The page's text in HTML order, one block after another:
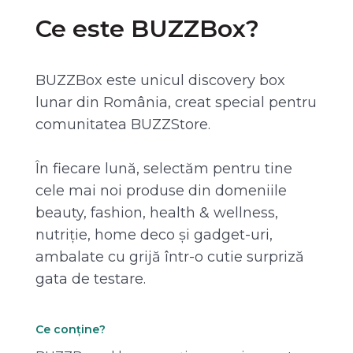
Ce este BUZZBox?
BUZZBox este unicul discovery box
lunar din România, creat special pentru
comunitatea BUZZStore.
În fiecare lună, selectăm pentru tine
cele mai noi produse din domeniile
beauty, fashion, health & wellness,
nutriție, home deco și gadget-uri,
ambalate cu grijă într-o cutie surpriză
gata de testare.
Ce conține?